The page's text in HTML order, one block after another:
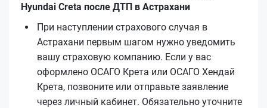
Hyundai Creta после ДТП в Астрахани
При наступлении страхового случая в
Астрахани первым шагом нужно уведомить
вашу страховую компанию. Если у вас
оформлено ОСАГО Крета или ОСАГО Хендай
Крета, позвоните или отправьте заявление
через личный кабинет. Обязательно уточните